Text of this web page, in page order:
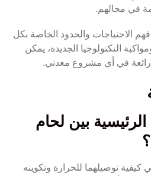
في مجالهم.
الاحتياجات والحدود الخاصة بكل
التكنولوجيا الجديدة، يمكن
رائعة في أي مشروع معدني.
بين لحام
كيفية توصيلهما للحرارة وتكوينه